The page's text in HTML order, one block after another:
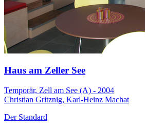
Haus am Zeller See
Temporär, Zell am See (A) - 2004
Christian Gritznig, Karl-Heinz Machat
Der Standard